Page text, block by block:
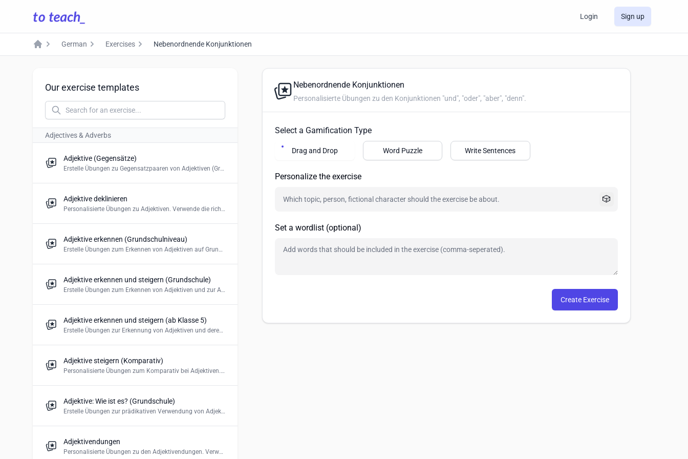
Login Sign up
Home
German Exercises Nebenordnende Konjunktionen
Nebenordnende Konjunktionen
Personalisierte Übungen zu den Konjunktionen "und", "oder", "aber", "denn".
Select a Gamification Type
Drag and Drop Word Puzzle Write Sentences
Personalize the exercise
🎲
Set a wordlist (optional)
Create Exercise
Our exercise templates
Adjectives & Adverbs
Adjektive (Gegensätze)
Erstelle Übungen zu Gegensatzpaaren von Adjektiven (Grundschule)
Adjektive deklinieren
Personalisierte Übungen zu Adjektiven. Verwende die richtige Form. Erstelle ein Multiple-Choice-Quiz oder Drag and Drop.
Adjektive erkennen (Grundschulniveau)
Erstelle Übungen zum Erkennen von Adjektiven auf Grundschulniveau.
Adjektive erkennen und steigern (Grundschule)
Erstelle Übungen zum Erkennen von Adjektiven und zur Adjektivsteigerung (Komparativ und Superlativ) auf Grundschulniveau.
Adjektive erkennen und steigern (ab Klasse 5)
Erstelle Übungen zur Erkennung von Adjektiven und deren Steigerung.
Adjektive steigern (Komparativ)
Personalisierte Übungen zum Komparativ bei Adjektiven. Verwende die richtige Form. Erstelle ein Multiple-Choice-Quiz oder Lückentext.
Adjektive: Wie ist es? (Grundschule)
Erstelle Übungen zur prädikativen Verwendung von Adjektiven auf Grundschulniveau: Wie ist jemand/etwas?
Adjektivendungen
Personalisierte Übungen zu den Adjektivendungen. Verwende die richtige Endung. Erstelle ein Multiple-Choice-Quiz, Lückentext oder Drag and Drop.